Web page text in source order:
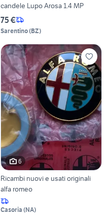
candele Lupo Arosa 1.4 MP
75 €
Sarentino(BZ)
6
Ricambi nuovi e usati originali
alfa romeo
Casoria (NA)